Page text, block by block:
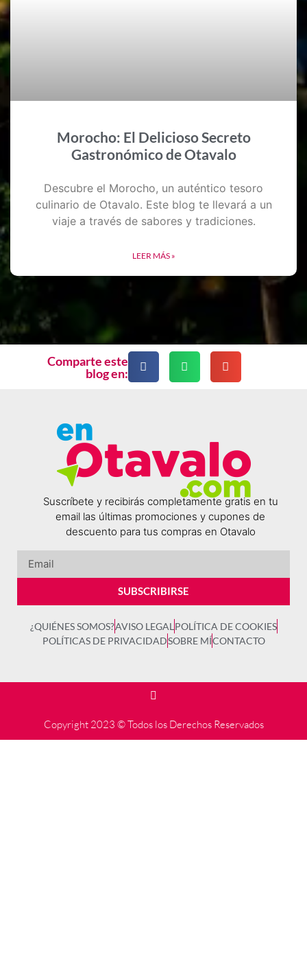
Morocho: El Delicioso Secreto
Gastronómico de Otavalo
Descubre el Morocho, un auténtico tesoro
culinario de Otavalo. Este blog te llevará a un
viaje a través de sabores y tradiciones.
LEER MÁS »
Comparte este
blog en:
Suscríbete y recibirás completamente gratis en tu
email las últimas promociones y cupones de
descuento para tus compras en Otavalo
SUBSCRIBIRSE
¿QUIÉNES SOMOS?AVISO LEGAL POLÍTICA DE COOKIES
POLÍTICAS DE PRIVACIDADSOBRE MÍCONTACTO
Copyright 2023 © Todos los Derechos Reservados